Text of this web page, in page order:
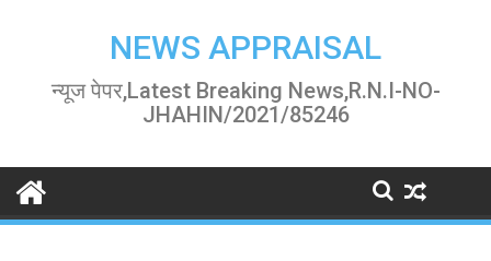
NEWS APPRAISAL
न्यूज पेपर,Latest Breaking News,R.N.I-NO-
JHAHIN/2021/85246